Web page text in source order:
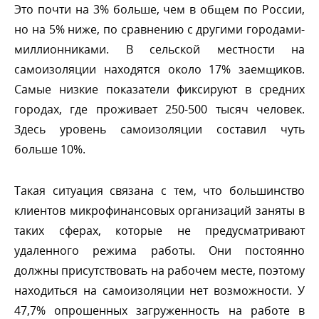
Это почти на 3% больше, чем в общем по России,
но на 5% ниже, по сравнению с другими городами-
миллионниками. В сельской местности на
самоизоляции находятся около 17% заемщиков.
Самые низкие показатели фиксируют в средних
ородах, где проживает 250-500 тысяч человек.
Здесь уровень самоизоляции составил чуть
ольше 10%.
Такая ситуация связана с тем, что большинство
клиентов микрофинансовых организаций заняты
таких сферах, которые не предусматривают
удаленного режима работы. Они постоянно
должны присутствовать на рабочем месте, поэтому
находиться на самоизоляции нет возможности. У
47,7% опрошенных загруженность на работе